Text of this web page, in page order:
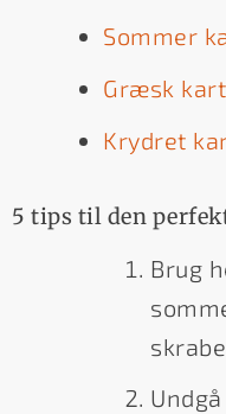
Sommer
Græsk
Krydret
5 tips til den
Brug